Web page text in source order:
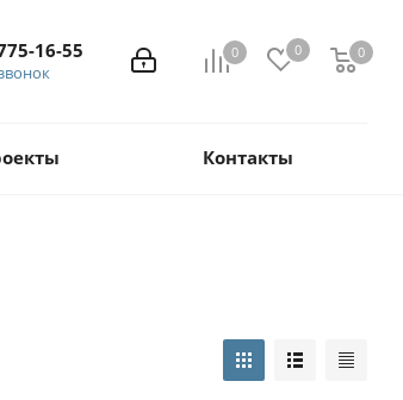
0 0 0
0
16-55
Контакты